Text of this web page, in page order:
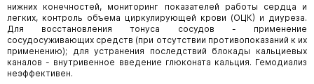
нижних конечностей, мониторинг показателей работы сердца и
легких, контроль объема циркулирующей крови (ОЦК) и диуреза.
Для восстановления тонуса сосудов - применение
сосудосуживающих средств (при отсутствии противопоказаний к их
применению); для устранения последствий блокады кальциевых
каналов - внутривенное введение глюконата кальция. Гемодиализ
неэффективен.